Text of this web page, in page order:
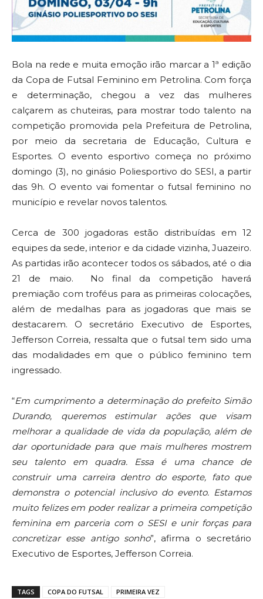
Bola na rede e muita emoção irão marcar a 1ª edição
da Copa de Futsal Feminino em Petrolina. Com força
e determinação, chegou a vez das mulheres
calçarem as chuteiras, para mostrar todo talento na
competição promovida pela Prefeitura de Petrolina,
por meio da secretaria de Educação, Cultura e
Esportes. O evento esportivo começa no próximo
domingo (3), no ginásio Poliesportivo do SESI, a partir
das 9h. O evento vai fomentar o futsal feminino no
município e revelar novos talentos.
Cerca de 300 jogadoras estão distribuídas em 12
equipes da sede, interior e da cidade vizinha, Juazeiro.
As partidas irão acontecer todos os sábados, até o dia
21 de maio. No final da competição haverá
premiação com troféus para as primeiras colocações,
além de medalhas para as jogadoras que mais se
destacarem. O secretário Executivo de Esportes,
Jefferson Correia, ressalta que o futsal tem sido uma
das modalidades em que o público feminino tem
ingressado.
“Em cumprimento a determinação do prefeito Simão
Durando, queremos estimular ações que visam
melhorar a qualidade de vida da população, além de
dar oportunidade para que mais mulheres mostrem
seu talento em quadra. Essa é uma chance de
construir uma carreira dentro do esporte, fato que
demonstra o potencial inclusivo do evento. Estamos
muito felizes em poder realizar a primeira competição
feminina em parceria com o SESI e unir forças para
concretizar esse antigo sonho”, afirma o secretário
Executivo de Esportes, Jefferson Correia.
TAGS COPA DO FUTSAL PRIMEIRA VEZ